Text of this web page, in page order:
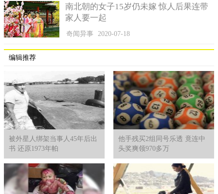
南北朝的女子15岁仍未嫁 惊人后果连带
家人要一起
奇闻异事 2020-07-18
编辑推荐
被外星人绑架当事人45年后出
书 还原1973年帕
他手残买2组同号乐透 竟连中
头奖爽领970多万